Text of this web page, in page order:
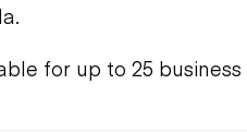
for up to 25